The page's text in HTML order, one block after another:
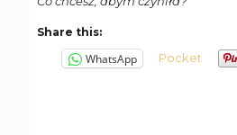
Share this:
WhatsApp Pocket